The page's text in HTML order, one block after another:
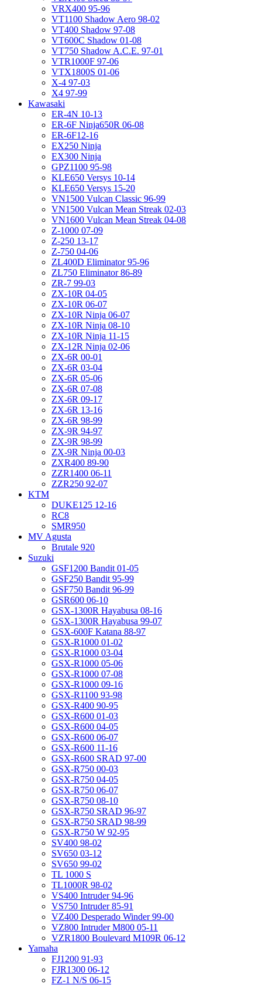
VRX400 95-96
VT1100 Shadow Aero 98-02
VT400 Shadow 97-08
VT600C Shadow 01-08
VT750 Shadow A.C.E. 97-01
VTR1000F 97-06
VTX1800S 01-06
X-4 97-03
X4 97-99
Kawasaki
ER-4N 10-13
ER-6F Ninja650R 06-08
ER-6F12-16
EX250 Ninja
EX300 Ninja
GPZ1100 95-98
KLE650 Versys 10-14
KLE650 Versys 15-20
VN1500 Vulcan Classic 96-99
VN1500 Vulcan Mean Streak 02-03
VN1600 Vulcan Mean Streak 04-08
Z-1000 07-09
Z-250 13-17
Z-750 04-06
ZL400D Eliminator 95-96
ZL750 Eliminator 86-89
ZR-7 99-03
ZX-10R 04-05
ZX-10R 06-07
ZX-10R Ninja 06-07
ZX-10R Ninja 08-10
ZX-10R Ninja 11-15
ZX-12R Ninja 02-06
ZX-6R 00-01
ZX-6R 03-04
ZX-6R 05-06
ZX-6R 07-08
ZX-6R 09-17
ZX-6R 13-16
ZX-6R 98-99
ZX-9R 94-97
ZX-9R 98-99
ZX-9R Ninja 00-03
ZXR400 89-90
ZZR1400 06-11
ZZR250 92-07
KTM
DUKE125 12-16
RC8
SMR950
MV Agusta
Brutale 920
Suzuki
GSF1200 Bandit 01-05
GSF250 Bandit 95-99
GSF750 Bandit 96-99
GSR600 06-10
GSX-1300R Hayabusa 08-16
GSX-1300R Hayabusa 99-07
GSX-600F Katana 88-97
GSX-R1000 01-02
GSX-R1000 03-04
GSX-R1000 05-06
GSX-R1000 07-08
GSX-R1000 09-16
GSX-R1100 93-98
GSX-R400 90-95
GSX-R600 01-03
GSX-R600 04-05
GSX-R600 06-07
GSX-R600 11-16
GSX-R600 SRAD 97-00
GSX-R750 00-03
GSX-R750 04-05
GSX-R750 06-07
GSX-R750 08-10
GSX-R750 SRAD 96-97
GSX-R750 SRAD 98-99
GSX-R750 W 92-95
SV400 98-02
SV650 03-12
SV650 99-02
TL 1000 S
TL1000R 98-02
VS400 Intruder 94-96
VS750 Intruder 85-91
VZ400 Desperado Winder 99-00
VZ800 Intruder M800 05-11
VZR1800 Boulevard M109R 06-12
Yamaha
FJ1200 91-93
FJR1300 06-12
FZ-1 N/S 06-15